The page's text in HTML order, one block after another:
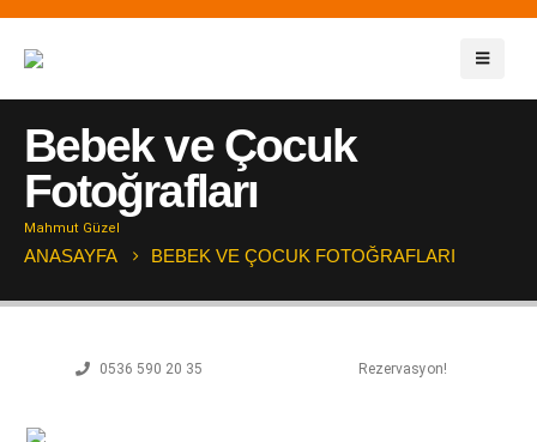
Bebek ve Çocuk
Fotoğrafları
Mahmut Güzel
ANASAYFA BEBEK VE ÇOCUK FOTOĞRAFLARI
0536 590 20 35 Rezervasyon!